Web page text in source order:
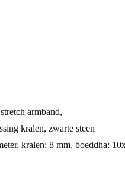
armband,
kralen, zwarte steen
kralen: 8 mm, boeddha: